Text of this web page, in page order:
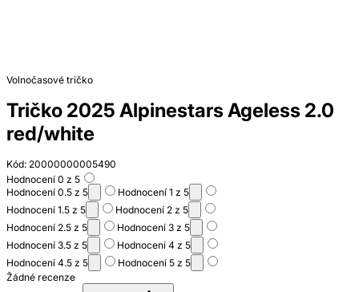
Volnočasové tričko
Tričko 2025 Alpinestars Ageless 2.0
red/white
Kód: 20000000005490
Hodnocení 0 z 5
Hodnocení 0.5 z 5
Hodnocení 1 z 5
Hodnocení 1.5 z 5
Hodnocení 2 z 5
Hodnocení 2.5 z 5
Hodnocení 3 z 5
Hodnocení 3.5 z 5
Hodnocení 4 z 5
Hodnocení 4.5 z 5
Hodnocení 5 z 5
Žádné recenze